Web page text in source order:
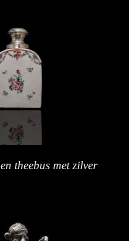
theebus met zilver